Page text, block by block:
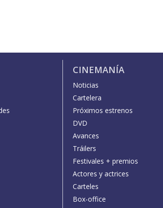
CINEMANÍA
Noticias
Cartelera
Próximos estrenos
DVD
Avances
Tráilers
Festivales + premios
Actores y actrices
Carteles
Box-office